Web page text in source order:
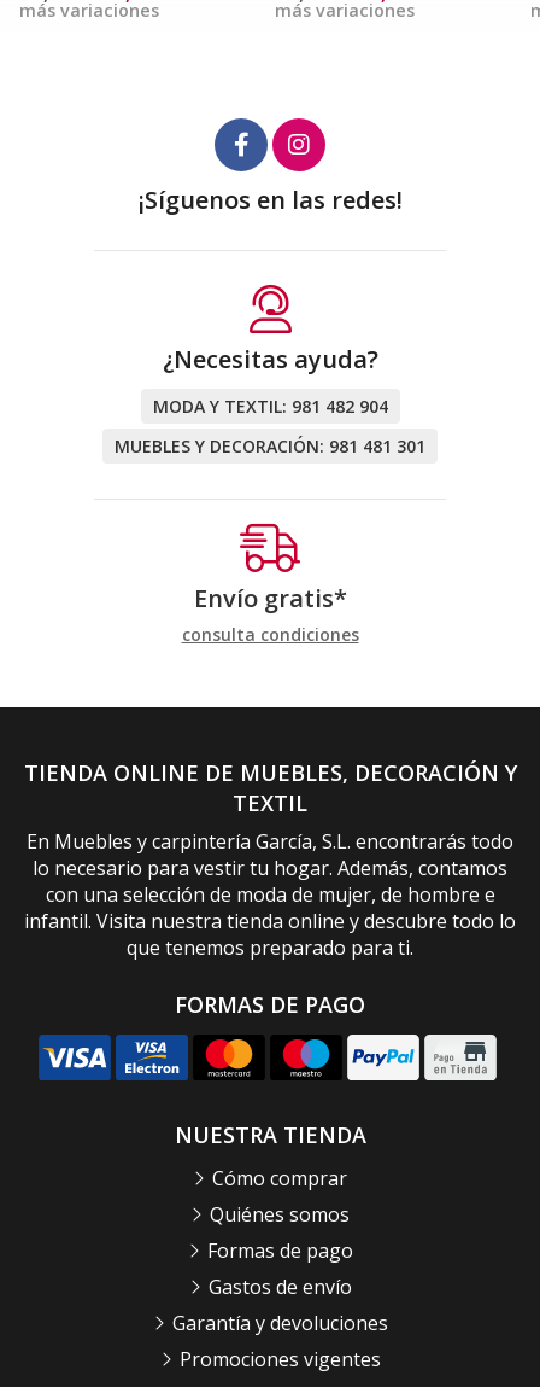
más variaciones más variaciones
¡Síguenos en las redes!
¿Necesitas ayuda?
MODA Y TEXTIL: 981 482 904
MUEBLES Y DECORACIÓN: 981 481 301
Envío gratis*
consulta condiciones
TIENDA ONLINE DE MUEBLES, DECORACIÓN Y
TEXTIL
En Muebles y carpintería García, S.L. encontrarás todo
lo necesario para vestir tu hogar. Además, contamos
con una selección de moda de mujer, de hombre e
infantil. Visita nuestra tienda online y descubre todo lo
que tenemos preparado para ti.
FORMAS DE PAGO
NUESTRA TIENDA
Cómo comprar
Quiénes somos
Formas de pago
Gastos de envío
Garantía y devoluciones
Promociones vigentes